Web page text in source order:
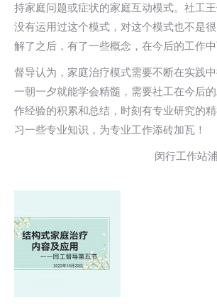
持家庭问题或症状的家庭互动模式。社工
没有运用过这个模式，对这个模式也不是
解了之后，有了一些概念，在今后的工作中
督导认为，家庭治疗模式需要不断在实践
一朝一夕就能学会精髓，需要社工在今后
作经验的积累和总结，时刻有专业研究的
习一些专业知识，为专业工作添砖加瓦！
闵行工作站